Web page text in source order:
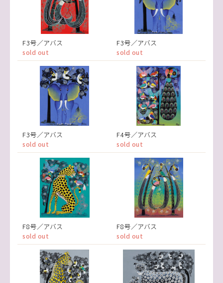
F3号／アバス
sold out
F3号／アバス
sold out
F3号／アバス
sold out
F4号／アバス
sold out
F8号／アバス
sold out
F8号／アバス
sold out